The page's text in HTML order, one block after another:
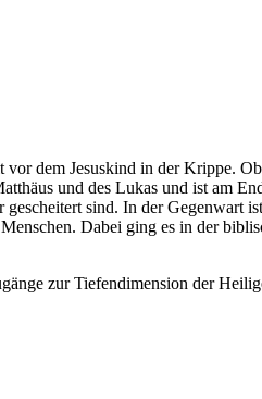
dem Jesuskind in der Krippe.
und des Lukas und ist am
sind. In der Gegenwart
Dabei ging es in der
zur Tiefendimension der